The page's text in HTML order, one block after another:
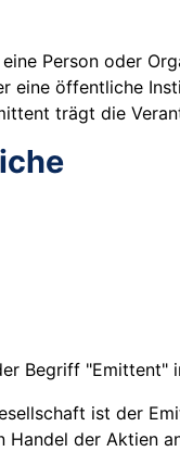
Person oder
eine öffentliche
trägt die
Begriff
ist der
der Aktien